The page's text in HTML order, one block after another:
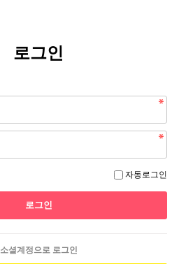
로그인
자동로그인
소셜계정으로 로그인